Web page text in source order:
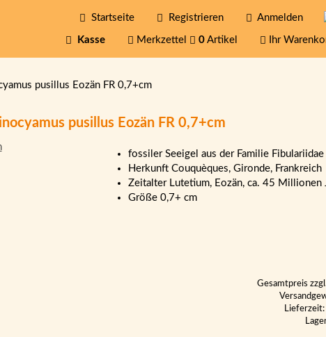
Startseite Registrieren Anmelden
Kasse Merkzettel 0 Artikel Ihr
pusillus Eozän FR 0,7+cm
pusillus Eozän FR 0,7+cm
fossiler Seeigel aus der Familie Fibulariidae
Herkunft Couquèques, Gironde, Frankreich
Zeitalter Lutetium, Eozän, ca. 45 Millionen
Größe 0,7+ cm
Gesamtpreis
Lieferzeit: